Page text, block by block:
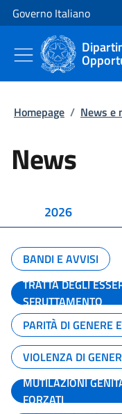
Vai al contenuto
Vai alla navigazione del sito
Governo Italiano
Homepage / News e
News
2026
BANDI E AVVISI
TRATTA DEGLI
SFRUTTAMENTO
PARITÀ DI GENERE
VIOLENZA DI
MUTILAZIONI
FORZATI